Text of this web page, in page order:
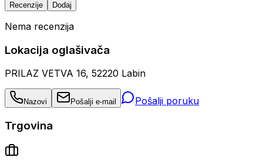
Recenzije Dodaj
Nema recenzija
Lokacija oglašivača
PRILAZ VETVA 16, 52220 Labin
Nazovi Pošalji e-mail Pošalji poruku
Trgovina